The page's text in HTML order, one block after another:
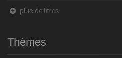
plus de titres
Thèmes